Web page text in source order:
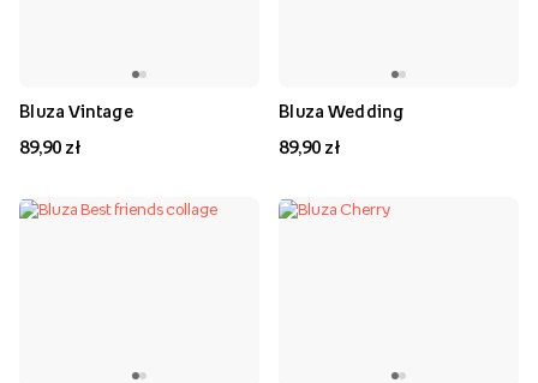
Bluza Vintage
89,90 zł
Bluza Wedding
89,90 zł